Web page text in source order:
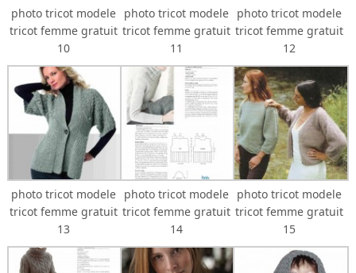
photo tricot modele
tricot femme gratuit
10
photo tricot modele
tricot femme gratuit
11
photo tricot modele
tricot femme gratuit
12
photo tricot modele
tricot femme gratuit
13
photo tricot modele
tricot femme gratuit
14
photo tricot modele
tricot femme gratuit
15